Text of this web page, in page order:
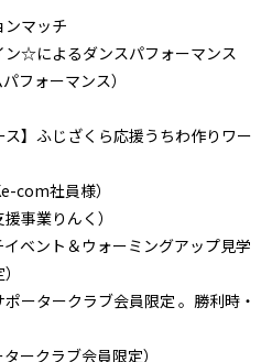
ンマッチ
☆によるダンスパフォーマンス
フォーマンス）
】ふじざくら応援うちわ作りワー
com社員様）
事業りんく）
ベント＆ウォーミングアップ見学
ータークラブ会員限定 。勝利時・
ークラブ会員限定）